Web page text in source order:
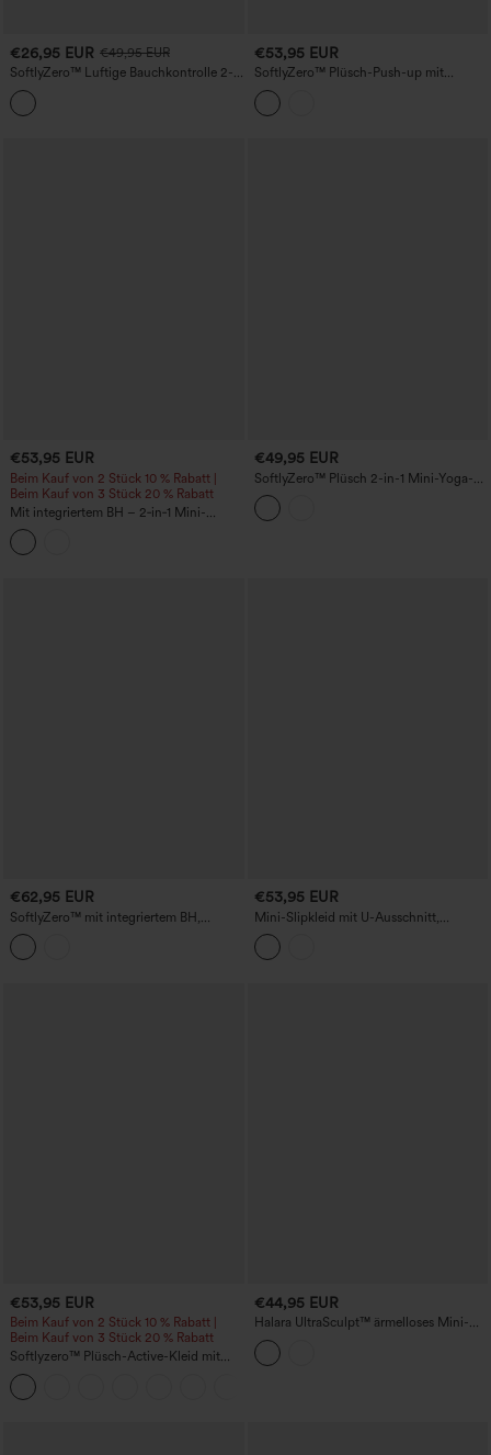
€26,95 EUR €49,95 EUR
SoftlyZero™ Luftige Bauchkontrolle 2-
teiliges Cool-Touch Mini-Trainingskleid
mit Tasche
€53,95 EUR
SoftlyZero™ Plüsch-Push-up mit
verstellbaren, überkreuzten Trägern,
rückenfrei, mit integriertem BH — Tanz-
und Sportkleid für D–F-Cups, Easy-
€53,95 EUR
Beim Kauf von 2 Stück 10 % Rabatt |
Beim Kauf von 3 Stück 20 % Rabatt
Mit integriertem BH – 2‑in‑1 Mini-
Sportkleid fürs Tanzen mit kleinem
Blumenmuster und Taschen – Easy
Peezy Edition
€49,95 EUR
SoftlyZero™ Plüsch 2-in-1 Mini-Yoga-
Active-Kleid mit V-Ausschnitt,
integriertem BH, seitlicher Bindung und
Taschen – Easy-Peezy-Edition
€62,95 EUR
SoftlyZero™ mit integriertem BH,
kontrastierendem Mesh, 2-in-1 Mini-
Tanz-Active-Kleid mit Taschen – Easy
Peezy Edition – UPF50+
€53,95 EUR
Mini-Slipkleid mit U-Ausschnitt,
rückenfreiem Crisscross-Rücken,
plissiertem Stoff, asymmetrischem
Saum, 2‑in‑1 mit integriertem BH –
€53,95 EUR
Beim Kauf von 2 Stück 10 % Rabatt |
Beim Kauf von 3 Stück 20 % Rabatt
Softlyzero™ Plüsch-Active-Kleid mit
bauchformendem Effekt und Taschen -
Easy Peezy Edition
€44,95 EUR
Halara UltraSculpt™ ärmelloses Mini-
Golfkleid mit Stehkragen im
Colorblock-Design und Taschen